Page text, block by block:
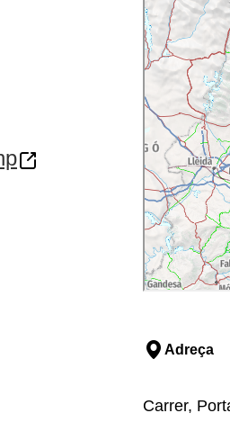
Adreça
Carrer,